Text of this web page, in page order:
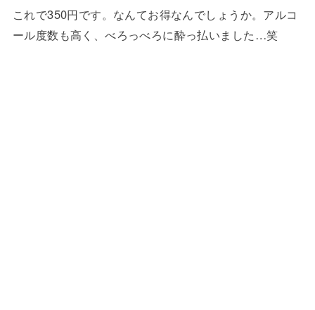
これで350円です。なんてお得なんでしょうか。アルコ
ール度数も高く、べろっべろに酔っ払いました…笑